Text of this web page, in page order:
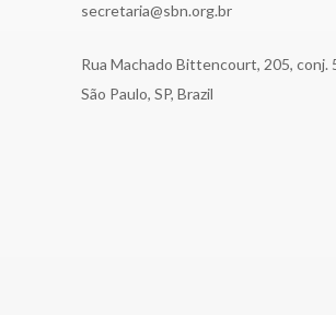
secretaria@sbn.org.br
Rua Machado Bittencourt, 205, conj.
São Paulo, SP, Brazil